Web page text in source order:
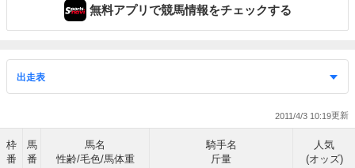
無料アプリで競馬情報をチェックする
2011/4/3 10:19
枠
番
馬
番
馬名
性齢/毛色/馬体重
騎手名
斤量
人気
(オッズ)